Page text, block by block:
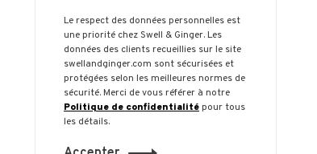
Le respect des données personnelles est
une priorité chez Swell & Ginger. Les
données des clients recueillies sur le site
swellandginger.com sont sécurisées et
protégées selon les meilleures normes de
sécurité. Merci de vous référer à notre
Politique de confidentialitépour tous
les détails.